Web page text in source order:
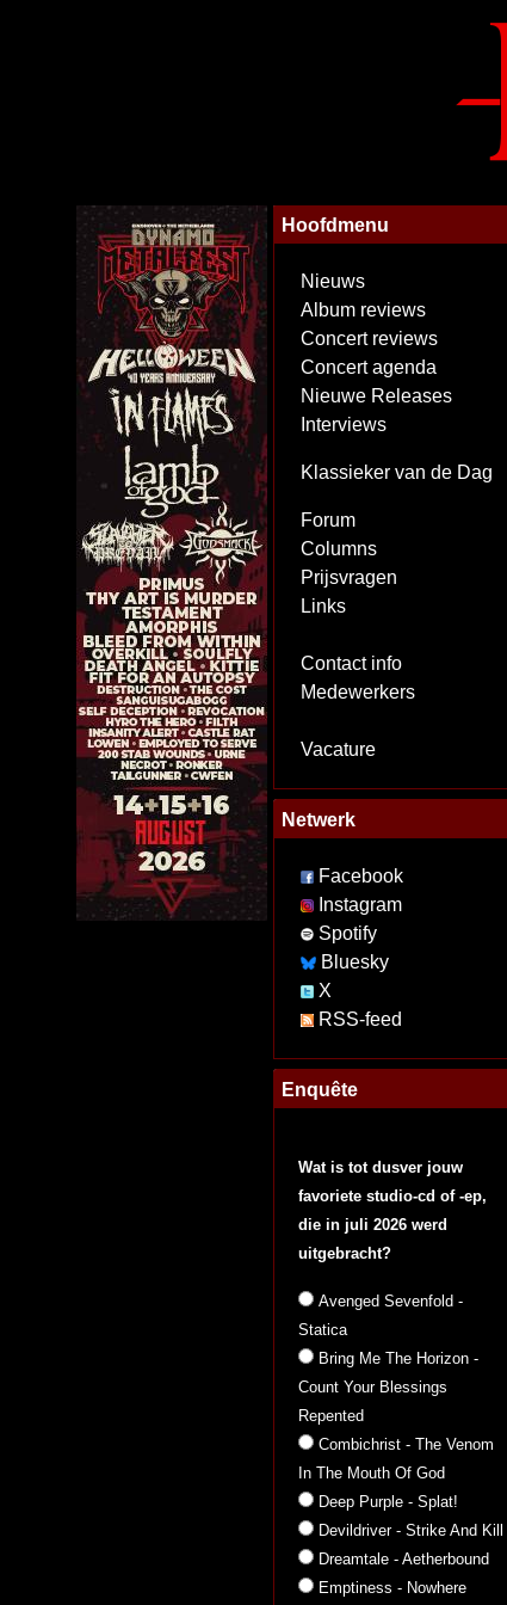
Hoofdmenu
Nieuws
Album reviews
Concert reviews
Concert agenda
Nieuwe Releases
Interviews
Klassieker van de Dag
Forum
Columns
Prijsvragen
Links
Contact info
Medewerkers
Vacature
Netwerk
Facebook
Instagram
Spotify
Bluesky
X
RSS-feed
Enquête
Wat is tot dusver jouw
favoriete studio-cd of -ep,
die in juli 2026 werd
uitgebracht?
Avenged Sevenfold -
Statica
Bring Me The Horizon -
Count Your Blessings
Repented
Combichrist - The Venom
In The Mouth Of God
Deep Purple - Splat!
Devildriver - Strike And Kill
Dreamtale - Aetherbound
Emptiness - Nowhere